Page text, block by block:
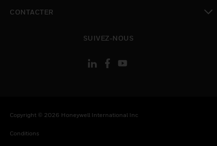
CONTACTER
SUIVEZ-NOUS
Copyright © 2026 Honeywell International Inc
Conditions